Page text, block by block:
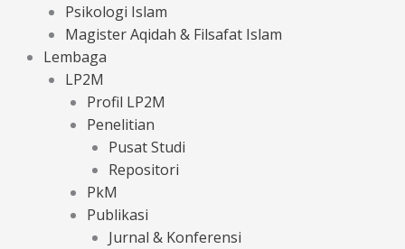
Psikologi Islam
Magister Aqidah & Filsafat Islam
Lembaga
LP2M
Profil LP2M
Penelitian
Pusat Studi
Repositori
PkM
Publikasi
Jurnal & Konferensi